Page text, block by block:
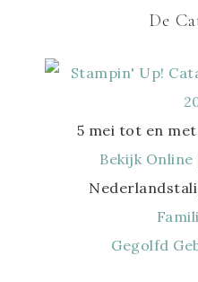
De
5 mei tot en met
Bekijk Online
Gegolfd